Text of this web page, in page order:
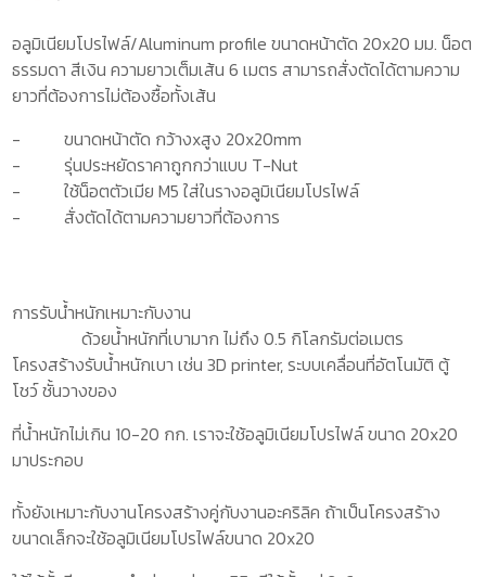
อลูมิเนียมโปรไฟล์/Aluminum profile ขนาดหน้าตัด 20x20 มม. น็อต
ธรรมดา สีเงิน ความยาวเต็มเส้น 6 เมตร สามารถสั่งตัดได้ตามความ
ยาวที่ต้องการไม่ต้องซื้อทั้งเส้น
-
ขนาดหน้าตัด กว้างxสูง 20x20mm
-
รุ่นประหยัดราคาถูกกว่าแบบ T-Nut
-
ใช้น็อตตัวเมียM5ใส่ในรางอลูมิเนียมโปรไฟล์
-
สั่งตัดได้ตามความยาวที่ต้องการ
การรับน้ำหนักเหมาะกับงาน
ด้วยน้ำหนักที่เบามาก ไม่ถึง 0.5 กิโลกรัมต่อเมตร
โครงสร้างรับน้ำหนักเบา เช่น 3D printer,ระบบเคลื่อนที่อัตโนมัติ ตู้
โชว์ ชั้นวางของ
ที่น้ำหนักไม่เกิน 10-20 กก. เราจะใช้อลูมิเนียมโปรไฟล์ ขนาด 20x20
มาประกอบ
ทั้งยังเหมาะกับงานโครงสร้างคู่กับงานอะคริลิค ถ้าเป็นโครงสร้าง
ขนาดเล็กจะใช้อลูมิเนียมโปรไฟล์ขนาด 20x20